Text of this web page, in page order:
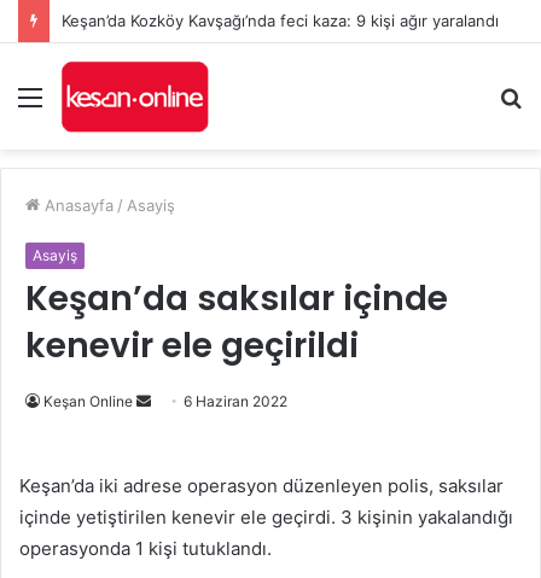
Keşan’da Kozköy Kavşağı’nda feci kaza: 9 kişi ağır yaralandı
Menü
...
Anasayfa / Asayiş
Asayiş
Keşan’da saksılar içinde
kenevir ele geçirildi
Keşan Online
Bir
göndermek
6 Haziran 2022
Keşan’da iki adrese operasyon düzenleyen polis, saksılar
içinde yetiştirilen kenevir ele geçirdi. 3 kişinin yakalandığı
operasyonda 1 kişi tutuklandı.